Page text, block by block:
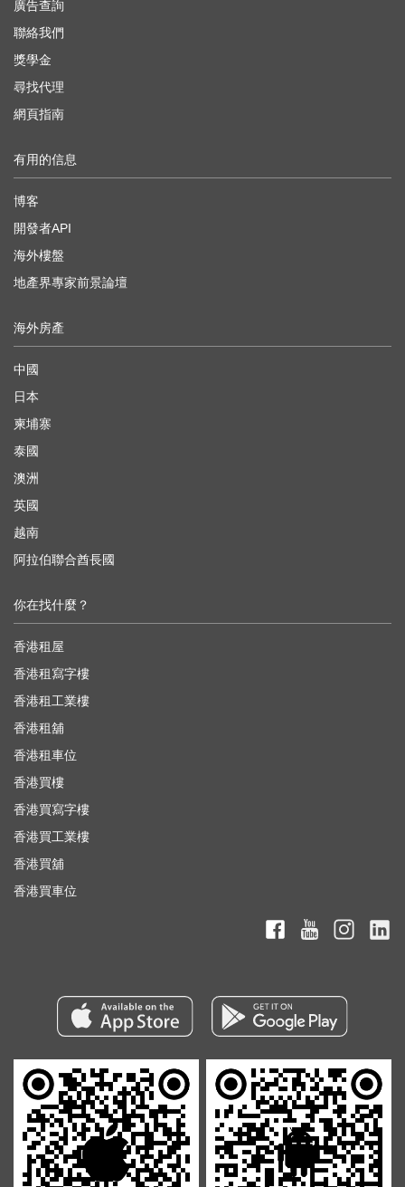
廣告查詢
聯絡我們
獎學金
尋找代理
網頁指南
有用的信息
博客
開發者API
海外樓盤
地產界專家前景論壇
海外房產
中國
日本
柬埔寨
泰國
澳洲
英國
越南
阿拉伯聯合酋長國
你在找什麼？
香港租屋
香港租寫字樓
香港租工業樓
香港租舖
香港租車位
香港買樓
香港買寫字樓
香港買工業樓
香港買舖
香港買車位